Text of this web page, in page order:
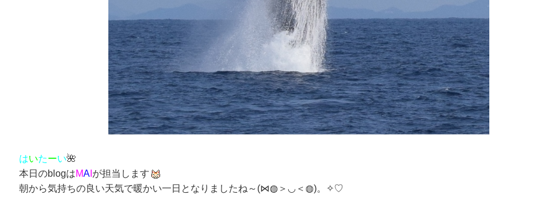
はいたーい🌺
本日のblogはMA が担当します
朝から気持ちの良い天気で暖かい一日となりましたね～(⋈◍＞◡＜◍)。✧♡